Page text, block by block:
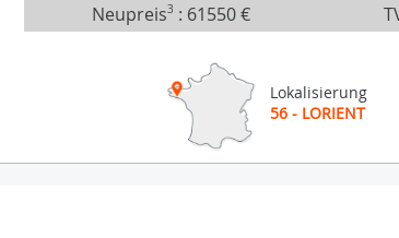
Neupreis3 : 61550 €
Lokalisierung
56 - LORIENT